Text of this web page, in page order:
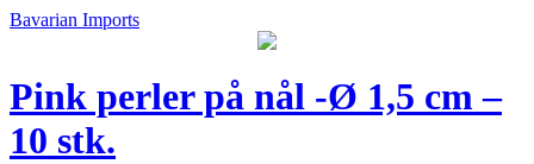
Bavarian Imports
Pink perler på nål -Ø 1,5 cm –
10 stk.